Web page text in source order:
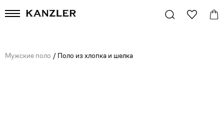
Мужские поло / Поло из хлопка и шелка